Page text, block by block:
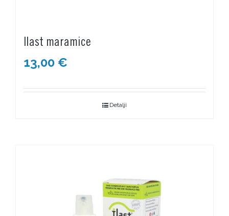
Ilast maramice
13,00 €
Detalji